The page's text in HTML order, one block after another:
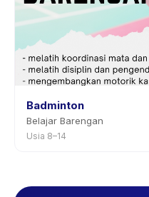
Badminton
Belajar Barengan
Usia 8–14